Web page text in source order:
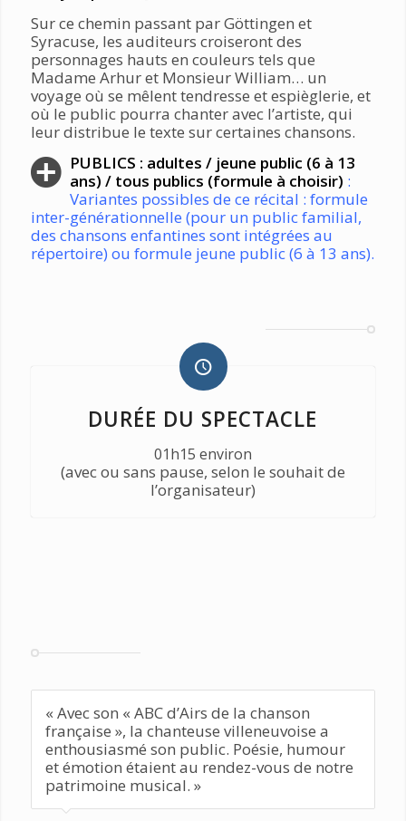
Sur ce chemin passant par Göttingen et
Syracuse, les auditeurs croiseront des
personnages hauts en couleurs tels que
Madame Arhur et Monsieur William… un
voyage où se mêlent tendresse et espièglerie, et
où le public pourra chanter avec l’artiste, qui
leur distribue le texte sur certaines chansons.
PUBLICS : adultes / jeune public (6 à 13
ans) / tous publics (formule à choisir) :
Variantes possibles de ce récital : formule
inter-générationnelle (pour un public familial,
des chansons enfantines sont intégrées au
répertoire) ou formule jeune public (6 à 13 ans).
DURÉE DU SPECTACLE
01h15 environ
(avec ou sans pause, selon le souhait de
l’organisateur)
« Avec son « ABC d’Airs de la chanson
française », la chanteuse villeneuvoise a
enthousiasmé son public. Poésie, humour
et émotion étaient au rendez-vous de notre
patrimoine musical. »